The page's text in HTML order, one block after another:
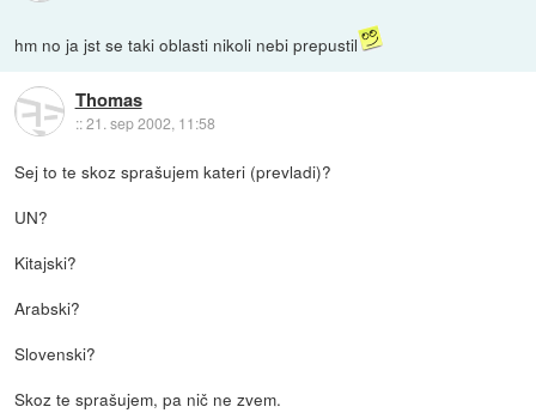
hm no ja jst se taki oblasti nikoli nebi prepustil
Thomas
::21. sep 2002, 11:58
Sej to te skoz sprašujem kateri (prevladi)?
UN?
Kitajski?
Arabski?
Slovenski?
Skoz te sprašujem, pa nič ne zvem.